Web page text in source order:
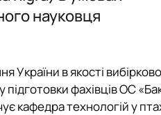
науковця
України в якості
фахівців ОС
кафедра технологій у